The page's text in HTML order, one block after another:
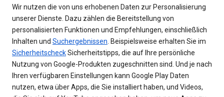
Wir nutzen die von uns erhobenen Daten zur Personalisierung
unserer Dienste. Dazu zählen die Bereitstellung von
personalisierten Funktionen und Empfehlungen, einschließlich
Inhalten und Suchergebnissen . Beispielsweise erhalten Sie im
SicherheitscheckSicherheitstipps, die auf Ihre persönliche
Nutzung von Google-Produkten zugeschnitten sind. Und je nach
Ihren verfügbaren Einstellungen kann Google Play Daten
nutzen, etwa über Apps, die Sie installiert haben, und Videos,